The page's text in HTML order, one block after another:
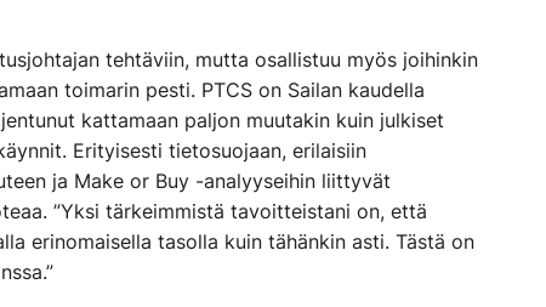
tehtäviin, mutta osallistuu myös joihinkin
toimarin pesti. PTCS on Sailan kaudella
kattamaan paljon muutakin kuin julkiset
Erityisesti tietosuojaan, erilaisiin
ja Make or Buy -analyyseihin liittyvät
”Yksi tärkeimmistä tavoitteistani on, että
erinomaisella tasolla kuin tähänkin asti. Tästä on